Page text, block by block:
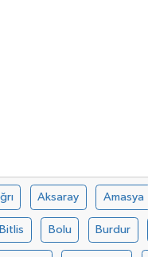
Aksaray Amasya
Bitlis Bolu Burdur